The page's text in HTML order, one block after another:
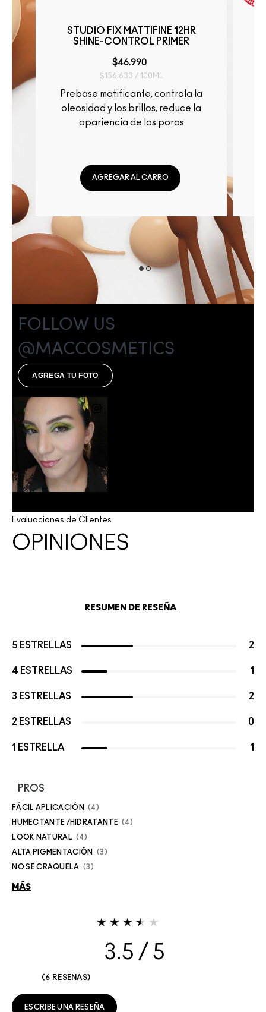
STUDIO FIX MATTIFINE 12HR
SHINE-CONTROL PRIMER
$46.990
$156.633 / 100ML
Prebase matificante, controla la
oleosidad y los brillos, reduce la
apariencia de los poros
AGREGAR AL CARRO
Evaluaciones de Clientes
OPINIONES
RESUMEN DE RESEÑA
5 ESTRELLAS 2
4 ESTRELLAS 1
3 ESTRELLAS 2
2 ESTRELLAS 0
1 ESTRELLA 1
PROS
FÁCIL APLICACIÓN 4
HUMECTANTE /HIDRATANTE 4
LOOK NATURAL 4
ALTA PIGMENTACIÓN 3
NO SE CRAQUELA 3
MÁS
3.5
6 RESEÑAS
ESCRIBE UNA RESEÑA